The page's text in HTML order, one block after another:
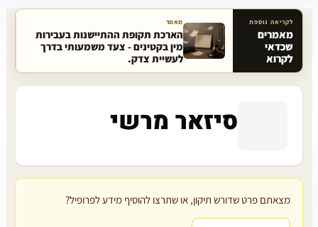
מאמרים קשורים באתר
לקריאה נוספת
מאמרים
שכדאי
לקרוא
מאמר
הארכת תקופת ההתיישנות בעבירות
מין בקטינים - צעד משמעותי בדרך
לעשיית צדק.
סיזאר מרשי
מצאתם פרט שדורש תיקון, או שתרצו להוסיף מידע לפרופיל?